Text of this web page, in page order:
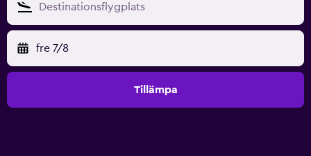
fre 7/8
Tillämpa